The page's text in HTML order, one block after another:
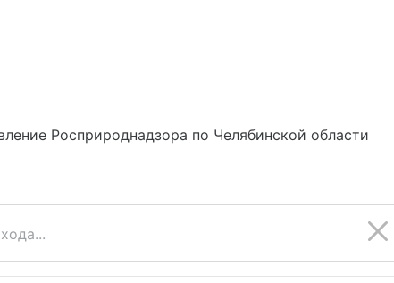
Росприроднадзора по Челябинской области